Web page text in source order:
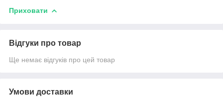
Приховати
Відгуки про товар
Ще немає відгуків про цей товар
Умови доставки